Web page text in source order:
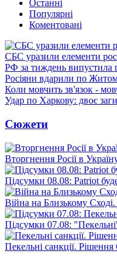
Останні
Популярні
Коментовані
СБС уразили елементи
РФ за тиждень випустила
Росіяни вдарили по
Коли мовчить зв'язок -
Удар по Харкову: двоє
Сюжети
Вторгнення Росії в
Підсумки 08.08: Patriot
Війна на Близькому
Підсумки 07.08:
Пекельні санкції.